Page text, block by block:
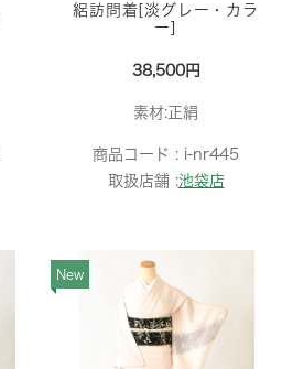
絽訪問着[淡グレー・カラ
ー]
38,500円
素材:正絹
商品コード : i-nr445
取扱店舗 :池袋店
New